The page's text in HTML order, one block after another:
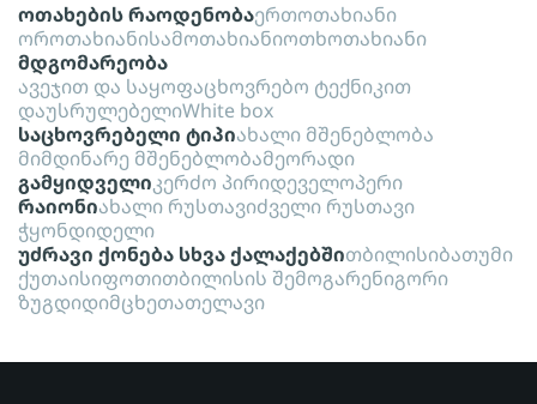
ოთახების რაოდენობაერთოთახიანი
ოროთახიანისამოთახიანიოთხოთახიანი
მდგომარეობა
ავეჯით და საყოფაცხოვრებო ტექნიკით
დაუსრულებელიWhite box
საცხოვრებელი ტიპიახალი მშენებლობა
მიმდინარე მშენებლობამეორადი
გამყიდველიკერძო პირიდეველოპერი
რაიონიახალი რუსთავიძველი რუსთავი
ჭყონდიდელი
უძრავი ქონება სხვა ქალაქებშითბილისიბათუმი
ქუთაისიფოთითბილისის შემოგარენიგორი
ზუგდიდიმცხეთათელავი